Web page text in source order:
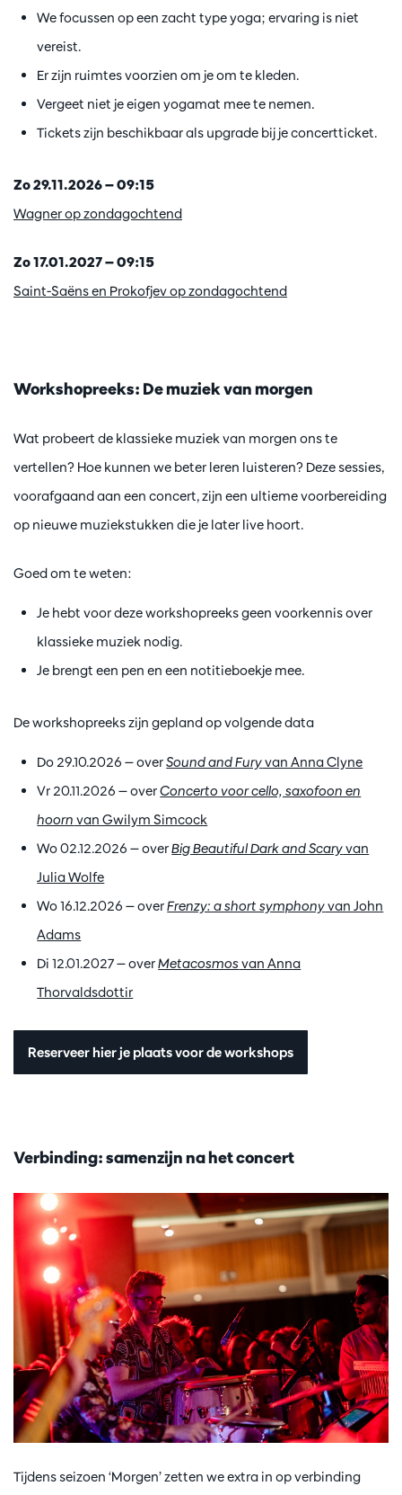
We focussen op een zacht type yoga; ervaring is niet
vereist.
Er zijn ruimtes voorzien om je om te kleden.
Vergeet niet je eigen yogamat mee te nemen.
Tickets zijn beschikbaar als upgrade bij je concertticket.
Zo 29.11.2026 — 09:15
Wagner op zondagochtend
Zo 17.01.2027 — 09:15
Saint-Saëns en Prokofjev op zondagochtend
Workshopreeks: De muziek van morgen
Wat probeert de klassieke muziek van morgen ons te
vertellen? Hoe kunnen we beter leren luisteren? Deze sessies,
voorafgaand aan een concert, zijn een ultieme voorbereiding
op nieuwe muziekstukken die je later live hoort.
Goed om te weten:
Je hebt voor deze workshopreeks geen voorkennis over
klassieke muziek nodig.
Je brengt een pen en een notitieboekje mee.
De workshopreeks zijn gepland op volgende data
Do 29.10.2026 — overSound and Furyvan Anna Clyne
Vr 20.11.2026 — overConcerto voor cello, saxofoon en
hoorn van Gwilym Simcock
Wo 02.12.2026 — overBig Beautiful Dark and Scaryvan
Julia Wolfe
Wo 16.12.2026 — overFrenzy: a short symphonyvan John
Adams
Di 12.01.2027 — overMetacosmosvan Anna
Thorvaldsdottir
Reserveer hier je plaats voor de workshops
Verbinding: samenzijn na het concert
Tijdens seizoen ‘Morgen’ zetten we extra in op verbinding